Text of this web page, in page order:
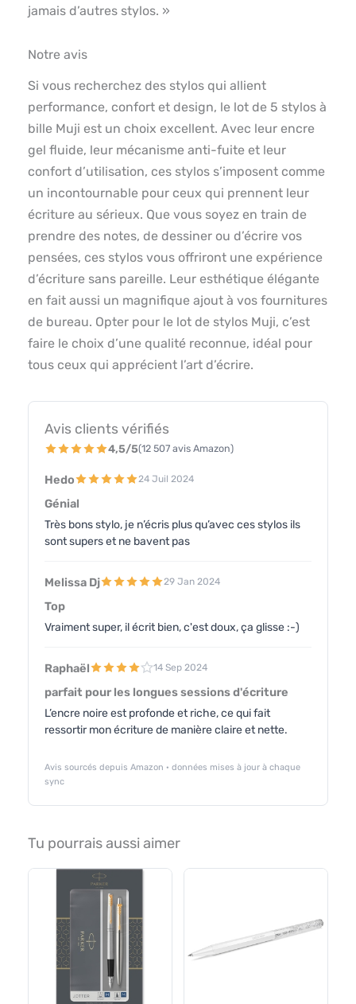
jamais d’autres stylos. »
Notre avis
Si vous recherchez des stylos qui allient
performance, confort et design, le lot de 5 stylos à
bille Muji est un choix excellent. Avec leur encre
gel fluide, leur mécanisme anti-fuite et leur
confort d’utilisation, ces stylos s’imposent comme
un incontournable pour ceux qui prennent leur
écriture au sérieux. Que vous soyez en train de
prendre des notes, de dessiner ou d’écrire vos
pensées, ces stylos vous offriront une expérience
d’écriture sans pareille. Leur esthétique élégante
en fait aussi un magnifique ajout à vos fournitures
de bureau. Opter pour le lot de stylos Muji, c’est
faire le choix d’une qualité reconnue, idéal pour
tous ceux qui apprécient l’art d’écrire.
Avis clients vérifiés
4,5/5(12 507 avis Amazon)
Hedo 24 Juil 2024
Génial
Très bons stylo, je n’écris plus qu’avec ces stylos ils
sont supers et ne bavent pas
Melissa Dj 29 Jan 2024
Top
Vraiment super, il écrit bien, c'est doux, ça glisse :-)
Raphaël 14 Sep 2024
parfait pour les longues sessions d'écriture
L’encre noire est profonde et riche, ce qui fait
ressortir mon écriture de manière claire et nette.
Avis sourcés depuis Amazon · données mises à jour à chaque
sync
Tu pourrais aussi aimer